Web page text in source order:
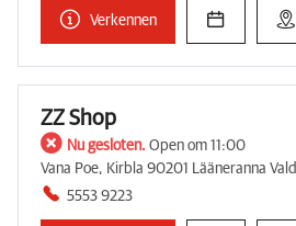
Verkennen
ZZ Shop
Nu gesloten. Open om 11:00
Vana Poe, Kirbla 90201 Lääneranna Vald
5553 9223